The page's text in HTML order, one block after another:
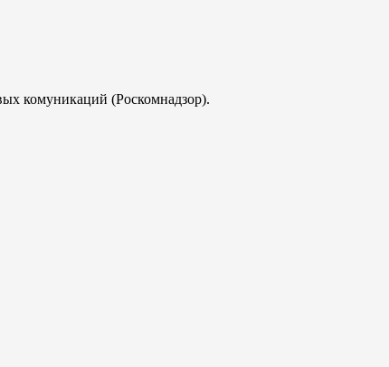
комуникаций (Роскомнадзор).